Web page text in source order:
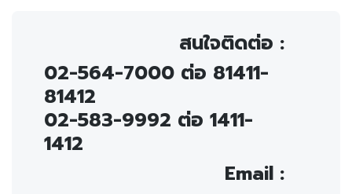
สนใจติดต่อ :
02-564-7000 ต่อ 81411-
81412
02-583-9992 ต่อ 1411-
1412
Email :